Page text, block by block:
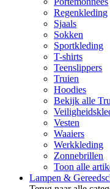
Regenkleding
Sjaals
Sokken
Sportkleding
T-shirts
Teenslippers
Truien
Hoodies
Bekijk alle
Vesten
Waaiers
Werkkleding
Zonnebrillen
Toon alle
Lampen &